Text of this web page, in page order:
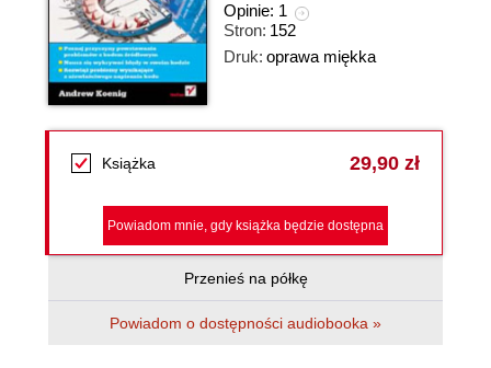
Opinie: 1
Stron: 152
Druk: oprawa miękka
Książka 29,90 zł
Powiadom mnie, gdy książka będzie dostępna
Przenieś na półkę
Powiadom o dostępności audiobooka »